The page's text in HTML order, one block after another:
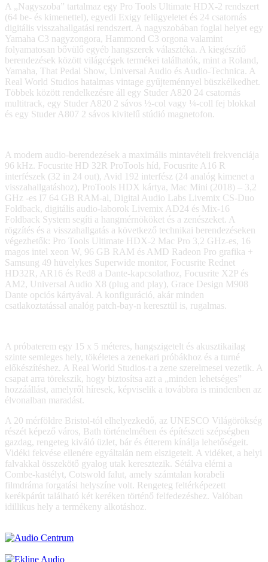
A „Nagyszoba” tartalmaz egy Pro Tools Ultimate HDX-2 rendszert
(64 be- és kimenettel), egyedi Exigy felügyeletet és 24 csatornás
digitális visszahallgatási rendszert. A nagyszobában foglal helyet egy
Yamaha C3 nagyzongora, Hammond C3 orgona valamint
folyamatosan bővülő egyéb hangszerek választéka. A kiegészítő
berendezések között világcégek termékei találhatók, mint a Roland,
Yamaha, That Pedal Show, Universal Audio és Audio-Technica. A
Real World Studios hatalmas vintage gyűjteménnyel büszkélkedhet.
Többek között rendelkezésre áll egy Studer A820 24 csatornás
multitrack, egy Studer A820 2 sávos ½-col vagy ¼-coll fej blokkal
és egy Studer A807 2 sávos kivitelű stúdió magnetofon.
A modern audio-berendezések a maximális mintavételi frekvenciája
96 kHz. Focusrite HD 32R ProTools híd, Focusrite A16 R
interfészek (32 in 24 out), Avid 192 interfész (24 analóg kimenet a
visszahallgatáshoz), ProTools HDX kártya, Mac Mini (2018) – 3,2
GHz -es I7 64 GB RAM-al, Digital Audio Labs Livemix CS-Duo
Foldback, digitális audio-laborok Livemix AD24 és Mix-16
Foldback System segíti a hangmérnököket és a zenészeket. A
rögzítés és a visszahallgatás a következő technikai berendezéseken
végezhetők: Pro Tools Ultimate HDX-2 Mac Pro 3,2 GHz-es, 16
magos intel xeon W, 96 GB RAM és AMD Radeon Pro grafika +
Samsung 49 hüvelykes Superwide monitor, Focusrite Rednet
HD32R, AR16 és Red8 a Dante-kapcsolathoz, Focusrite X2P és
AM2, Universal Audio X8 (plug and play), Grace Design M908
Dante opciós kártyával. A konfiguráció, akár minden
csatlakoztatással analóg patch-bay-n keresztül is, rugalmas.
A próbaterem egy 15 x 5 méteres, hangszigetelt és akusztikailag
szinte semleges hely, tökéletes a zenekari próbákhoz és a turné
előkészítéshez. A Real World Studios-t a zene szerelmesei vezetik. A
csapat arra törekszik, hogy biztosítsa azt a „minden lehetséges”
hozzáállást, amelyről híresek, képviselik a továbbra is mindenben az
élvonalban maradást.
A 20 mérföldre Bristol-tól elhelyezkedő, az UNESCO Világörökség
részét képező város, Bath történelmében és építészeti szépségben
gazdag, rengeteg kiváló üzlet, bár és étterem kínálja lehetőségeit.
Vidéki fekvése ellenére egyáltalán nem elszigetelt. A vidéket, a helyi
falvakkal összekötő gyalog utak keresztezik. Sétálva elérni a
Combe-kastélyt, Cotswold falut, amely számtalan korabeli
filmdráma forgatási helyszíne volt. Rengeteg feltérképezett
kerékpárút található két keréken történő felfedezéshez. Valóban
idillikus hely a termékeny alkotáshoz.